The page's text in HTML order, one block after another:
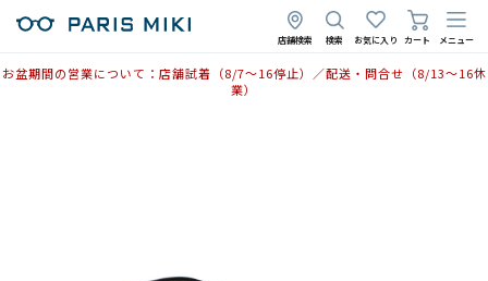
店舗検索 検索 お気に入り カート メニュー
お盆期間の営業について：店舗試着（8/7〜16停止）／配送・問合せ（8/13〜16休
業）
2026年2月18日